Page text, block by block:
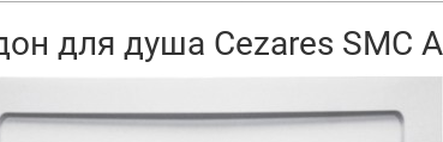
для душа Cezares SMC